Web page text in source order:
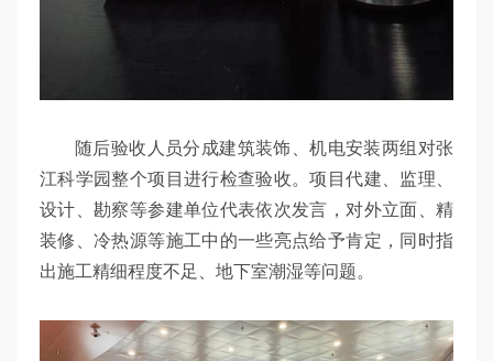
随后验收人员分成建筑装饰、机电安装两组对张
江科学园整个项目进行检查验收。项目代建、监理、
设计、勘察等参建单位代表依次发言，对外立面、精
装修、冷热源等施工中的一些亮点给予肯定，同时指
出施工精细程度不足、地下室潮湿等问题。